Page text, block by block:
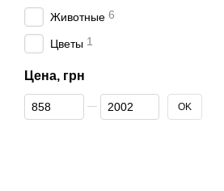
Животные 6
Цветы 1
Цена, грн
От Цена, грн
До Цена, грн OK